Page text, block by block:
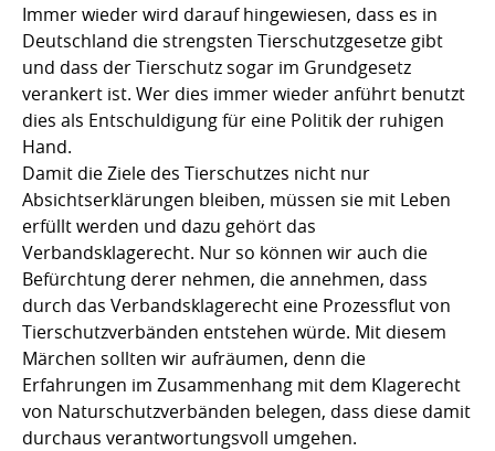
Immer wieder wird darauf hingewiesen, dass es in
Deutschland die strengsten Tierschutzgesetze gibt
und dass der Tierschutz sogar im Grundgesetz
verankert ist. Wer dies immer wieder anführt benutzt
dies als Entschuldigung für eine Politik der ruhigen
Hand.
Damit die Ziele des Tierschutzes nicht nur
Absichtserklärungen bleiben, müssen sie mit Leben
erfüllt werden und dazu gehört das
Verbandsklagerecht. Nur so können wir auch die
Befürchtung derer nehmen, die annehmen, dass
durch das Verbandsklagerecht eine Prozessflut von
Tierschutzverbänden entstehen würde. Mit diesem
Märchen sollten wir aufräumen, denn die
Erfahrungen im Zusammenhang mit dem Klagerecht
von Naturschutzverbänden belegen, dass diese damit
durchaus verantwortungsvoll umgehen.